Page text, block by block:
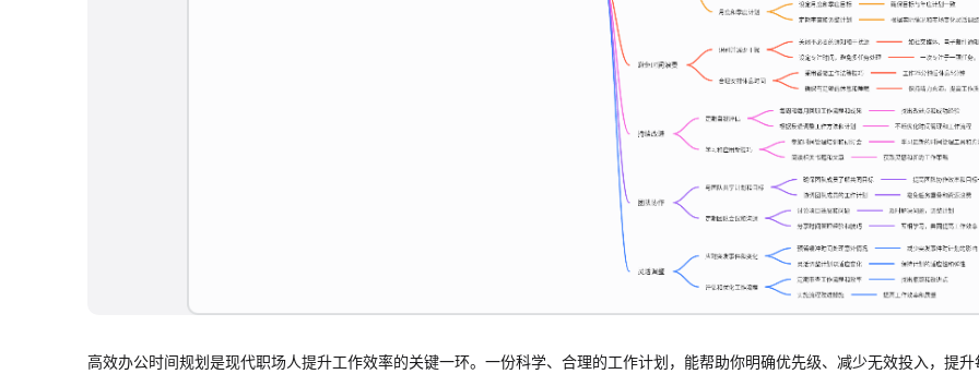
高效办公时间规划是现代职场人提升工作效率的关键一环。一份科学、合理的工作计划，能帮助你明确优先级、减少无效投入，提升